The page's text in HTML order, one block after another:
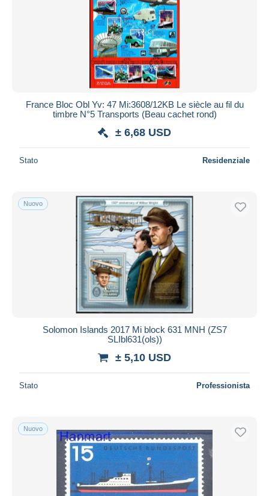
Aggiorna
France Bloc Obl Yv: 47 Mi:3608/12KB Le siècle au fil du
timbre N°5 Transports (Beau cachet rond)
± 6,68 USD
Stato Residenziale
Nuovo
Solomon Islands 2017 Mi block 631 MNH (ZS7
SLIbl631(ols))
± 5,10 USD
Stato Professionista
Nuovo